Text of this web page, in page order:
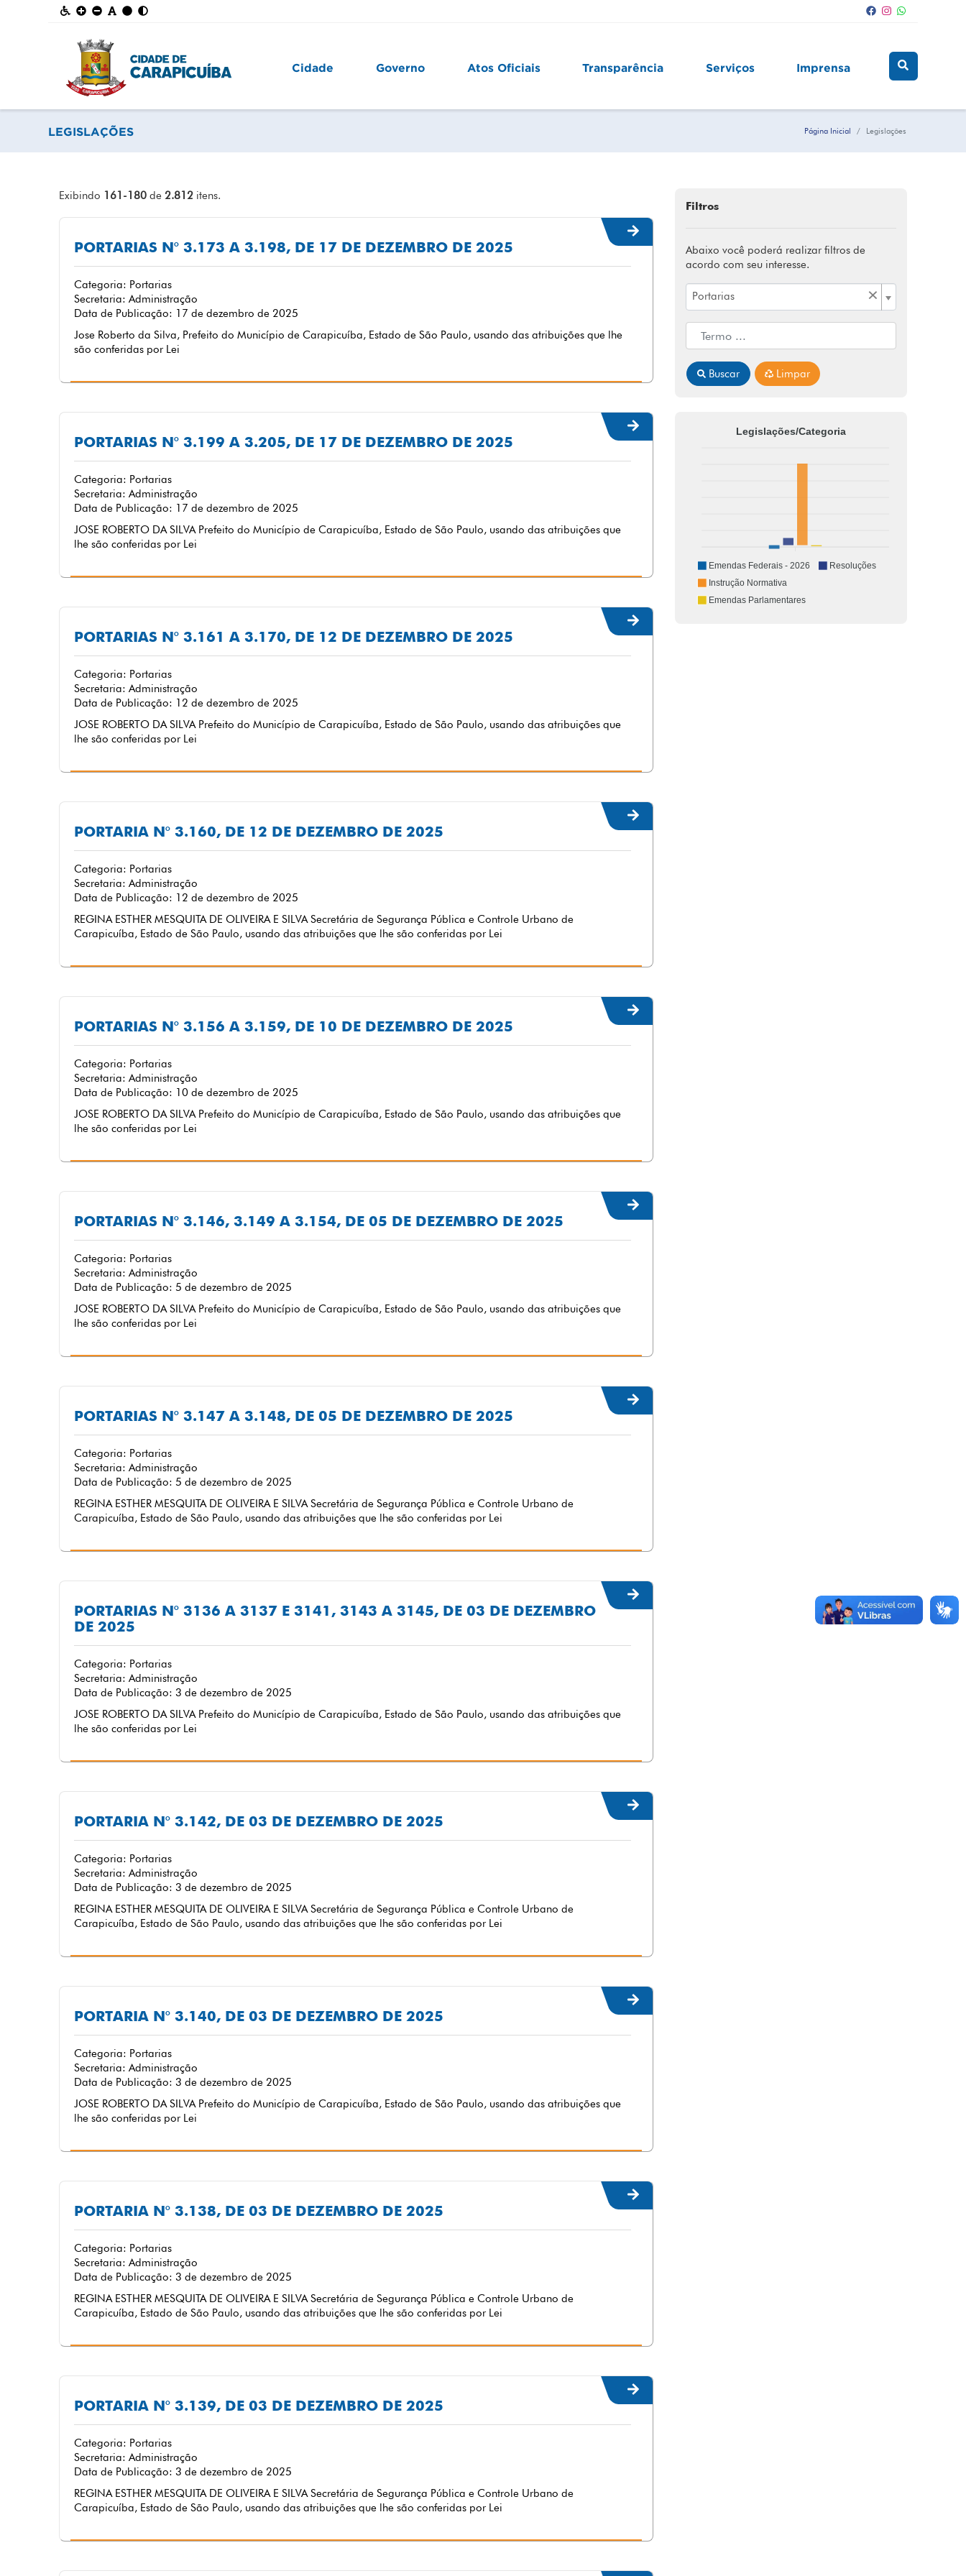
Cidade Governo Atos Oficiais Transparência Serviços Imprensa
LEGISLAÇÕES Página Inicial Legislações
Exibindo 161-180 de2.812 itens.
PORTARIAS N° 3.173 A 3.198, DE 17 DE DEZEMBRO DE 2025
Categoria: Portarias
Secretaria: Administração
Data de Publicação: 17 de dezembro de 2025
Jose Roberto da Silva, Prefeito do Município de Carapicuíba, Estado de São Paulo, usando das atribuições que lhe
são conferidas por Lei
PORTARIAS N° 3.199 A 3.205, DE 17 DE DEZEMBRO DE 2025
Categoria: Portarias
Secretaria: Administração
Data de Publicação: 17 de dezembro de 2025
JOSE ROBERTO DA SILVA Prefeito do Município de Carapicuíba, Estado de São Paulo, usando das atribuições que
lhe são conferidas por Lei
PORTARIAS N° 3.161 A 3.170, DE 12 DE DEZEMBRO DE 2025
Categoria: Portarias
Secretaria: Administração
Data de Publicação: 12 de dezembro de 2025
JOSE ROBERTO DA SILVA Prefeito do Município de Carapicuíba, Estado de São Paulo, usando das atribuições que
lhe são conferidas por Lei
PORTARIA N° 3.160, DE 12 DE DEZEMBRO DE 2025
Categoria: Portarias
Secretaria: Administração
Data de Publicação: 12 de dezembro de 2025
REGINA ESTHER MESQUITA DE OLIVEIRA E SILVA Secretária de Segurança Pública e Controle Urbano de
Carapicuíba, Estado de São Paulo, usando das atribuições que lhe são conferidas por Lei
PORTARIAS N° 3.156 A 3.159, DE 10 DE DEZEMBRO DE 2025
Categoria: Portarias
Secretaria: Administração
Data de Publicação: 10 de dezembro de 2025
JOSE ROBERTO DA SILVA Prefeito do Município de Carapicuíba, Estado de São Paulo, usando das atribuições que
lhe são conferidas por Lei
PORTARIAS N° 3.146, 3.149 A 3.154, DE 05 DE DEZEMBRO DE 2025
Categoria: Portarias
Secretaria: Administração
Data de Publicação: 5 de dezembro de 2025
JOSE ROBERTO DA SILVA Prefeito do Município de Carapicuíba, Estado de São Paulo, usando das atribuições que
lhe são conferidas por Lei
PORTARIAS N° 3.147 A 3.148, DE 05 DE DEZEMBRO DE 2025
Categoria: Portarias
Secretaria: Administração
Data de Publicação: 5 de dezembro de 2025
REGINA ESTHER MESQUITA DE OLIVEIRA E SILVA Secretária de Segurança Pública e Controle Urbano de
Carapicuíba, Estado de São Paulo, usando das atribuições que lhe são conferidas por Lei
PORTARIAS N° 3136 A 3137 E 3141, 3143 A 3145, DE 03 DE DEZEMBRO
DE 2025
Categoria: Portarias
Secretaria: Administração
Data de Publicação: 3 de dezembro de 2025
JOSE ROBERTO DA SILVA Prefeito do Município de Carapicuíba, Estado de São Paulo, usando das atribuições que
lhe são conferidas por Lei
PORTARIA N° 3.142, DE 03 DE DEZEMBRO DE 2025
Categoria: Portarias
Secretaria: Administração
Data de Publicação: 3 de dezembro de 2025
REGINA ESTHER MESQUITA DE OLIVEIRA E SILVA Secretária de Segurança Pública e Controle Urbano de
Carapicuíba, Estado de São Paulo, usando das atribuições que lhe são conferidas por Lei
PORTARIA N° 3.140, DE 03 DE DEZEMBRO DE 2025
Categoria: Portarias
Secretaria: Administração
Data de Publicação: 3 de dezembro de 2025
JOSE ROBERTO DA SILVA Prefeito do Município de Carapicuíba, Estado de São Paulo, usando das atribuições que
lhe são conferidas por Lei
PORTARIA N° 3.138, DE 03 DE DEZEMBRO DE 2025
Categoria: Portarias
Secretaria: Administração
Data de Publicação: 3 de dezembro de 2025
REGINA ESTHER MESQUITA DE OLIVEIRA E SILVA Secretária de Segurança Pública e Controle Urbano de
Carapicuíba, Estado de São Paulo, usando das atribuições que lhe são conferidas por Lei
PORTARIA N° 3.139, DE 03 DE DEZEMBRO DE 2025
Categoria: Portarias
Secretaria: Administração
Data de Publicação: 3 de dezembro de 2025
REGINA ESTHER MESQUITA DE OLIVEIRA E SILVA Secretária de Segurança Pública e Controle Urbano de
Carapicuíba, Estado de São Paulo, usando das atribuições que lhe são conferidas por Lei
Filtros
Abaixo você poderá realizar filtros de
acordo com seu interesse.
×
Portarias
Buscar Limpar
Legislações/Categoria
Emendas Federais - 2026
Resoluções
Instrução Normativa
Emendas Parlamentares